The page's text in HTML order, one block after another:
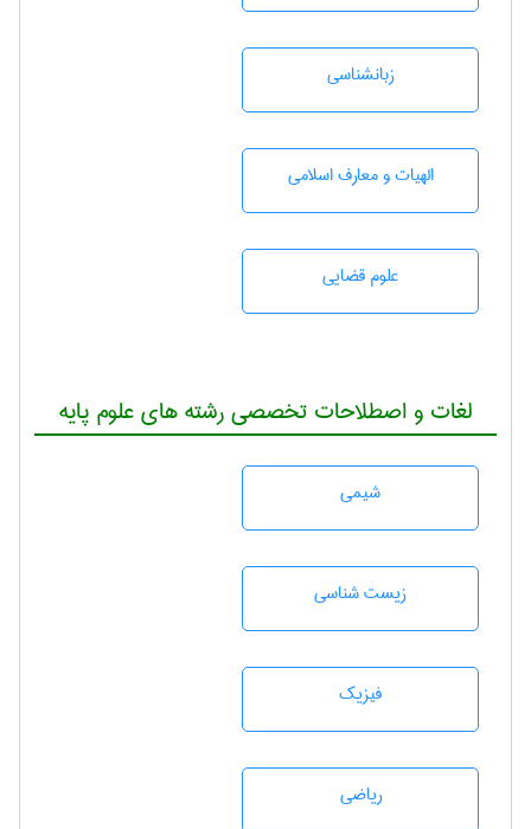
زبانشناسی
الهیات و معارف اسلامی
علوم قضایی
لغات و اصطلاحات تخصصی رشته های علوم پایه
شيمی
زيست شناسی
فیزیک
رياضی